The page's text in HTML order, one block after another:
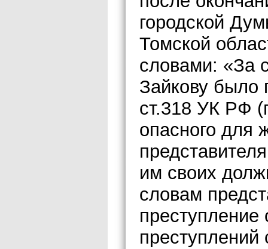
городской
Томской
словами: «За
Зайкову было
ст.318 УК РФ
опасного для
им своих
словам
преступление
преступлений